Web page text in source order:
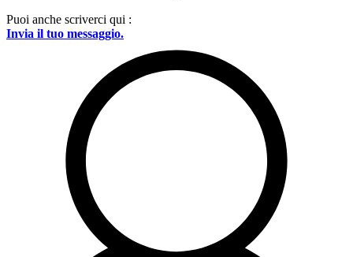
Puoi anche scriverci qui :
Invia il tuo messaggio.